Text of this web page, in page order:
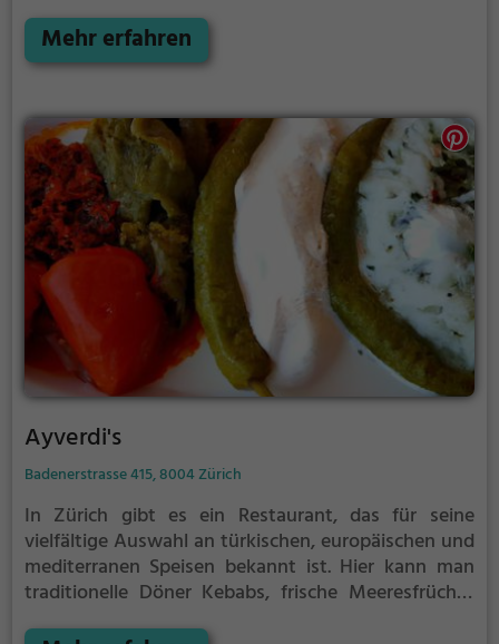
verwöhnen lassen. Ob Bier, Wein oder exotische
Cocktails, für jeden Geschmack ist etwas dabei.
biologische Gerichte angeboten, die auch Halal-
Speisen umfassen. Von Frühstück bis zum Brunch –
im Mama Persia wird man rundum kulinarisch
verwöhnt. Willkommen in der Welt der
orientalischen Genüsse!
Mehr erfahren
Ayverdi's
Badenerstrasse 415, 8004 Zürich
In Zürich gibt es ein Restaurant, das für seine
vielfältige Auswahl an türkischen, europäischen und
mediterranen Speisen bekannt ist. Hier kann man
traditionelle Döner Kebabs, frische Meeresfrüchte